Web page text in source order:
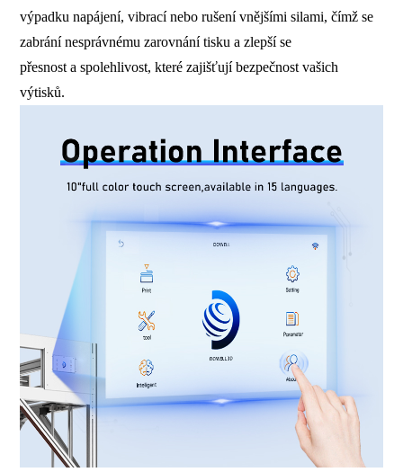
výpadku napájení, vibrací nebo rušení vnějšími silami, čímž se
zabrání nesprávnému zarovnání tisku a zlepší se
přesnost a spolehlivost, které zajišťují bezpečnost vašich
výtisků.